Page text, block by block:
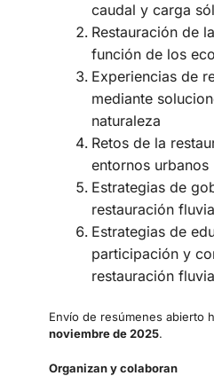
caudal y carga
Restauración de
función de los
Experiencias de
mediante
naturaleza
Retos de la
entornos urbanos
Estrategias de
restauración
Estrategias de
participación y
restauración
Envío de resúmenes abierto
noviembre de 2025.
Organizan y colaboran